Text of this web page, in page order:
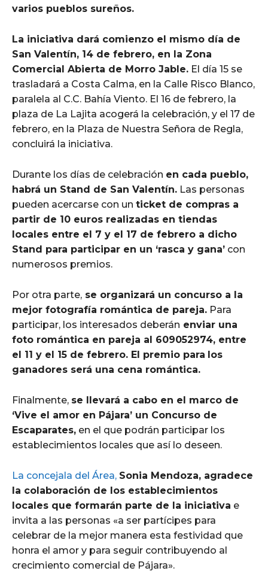
varios pueblos sureños.
La iniciativa dará comienzo el mismo día de
San Valentín, 14 de febrero, en la Zona
Comercial Abierta de Morro Jable. El día 15 se
trasladará a Costa Calma, en la Calle Risco Blanco,
paralela al C.C. Bahía Viento. El 16 de febrero, la
plaza de La Lajita acogerá la celebración, y el 17 de
febrero, en la Plaza de Nuestra Señora de Regla,
concluirá la iniciativa.
Durante los días de celebración en cada pueblo,
habrá un Stand de San Valentín. Las personas
pueden acercarse con un ticket de compras a
partir de 10 euros realizadas en tiendas
locales entre el 7 y el 17 de febrero a dicho
Stand para participar en un ‘rasca y gana’ con
numerosos premios.
Por otra parte, se organizará un concurso a la
mejor fotografía romántica de pareja. Para
participar, los interesados deberán enviar una
foto romántica en pareja al 609052974, entre
el 11 y el 15 de febrero. El premio para los
ganadores será una cena romántica.
Finalmente, se llevará a cabo en el marco de
‘Vive el amor en Pájara’ un Concurso de
Escaparates, en el que podrán participar los
establecimientos locales que así lo deseen.
La concejala del Área, Sonia Mendoza, agradece
la colaboración de los establecimientos
locales que formarán parte de la iniciativa e
invita a las personas «a ser partícipes para
celebrar de la mejor manera esta festividad que
honra el amor y para seguir contribuyendo al
crecimiento comercial de Pájara».